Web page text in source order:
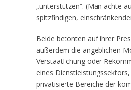
„unterstützen“. (Man achte
spitzfindigen,
Beide betonten auf ihrer
außerdem die angeblichen
Verstaatlichung oder
eines
privatisierte Bereiche der